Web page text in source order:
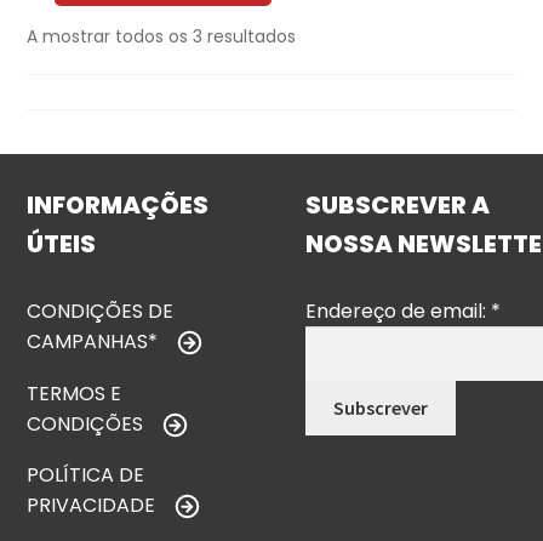
A mostrar todos os 3 resultados
INFORMAÇÕES
ÚTEIS
CONDIÇÕES DE
CAMPANHAS*
TERMOS E
CONDIÇÕES
POLÍTICA DE
PRIVACIDADE
SUBSCREVER A
NOSSA
Endereço de email: *